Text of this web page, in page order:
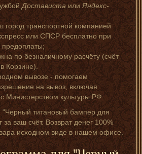
ДоставистаилиЯндекс-
город транспортной компанией
или СПСР бесплатно при
предоплаты;
по безналичному расчёту (счёт
Корзине).
вывозе - помогаем
на вывоз, включая
Министерством культуры РФ.
"Черный титановый бампер для
за ваш счёт. Возврат денег 100%
исходном виде в нашем офисе.